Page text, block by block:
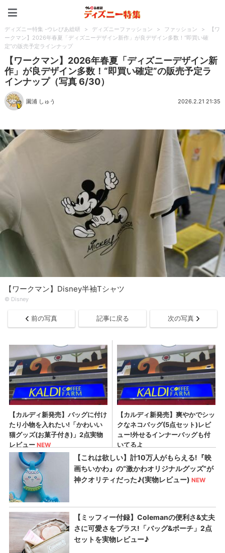
ディズニー特集 -ウレぴあ総研 > ディズニーファッション > ファッション >
【ワ
ークマン】2026年春夏「ディズニーデザイン新作」が良デザイン多数！“即買い確
定”の販売予定ラインナップ
【ワークマン】2026年春夏「ディズニーデザイン新
作」が良デザイン多数！“即買い確定”の販売予定ラ
インナップ（写真 6/30）
園浦 しゅう 2026.2.21 21:35
【ワークマン】Disney半袖Tシャツ
© Disney
前の写真 記事に戻る 次の写真